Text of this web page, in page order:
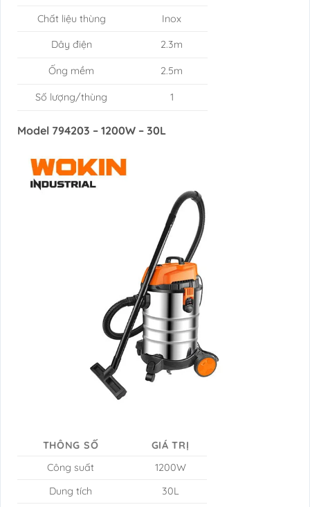
Chất liệu thùng Inox
Dây điện 2.3m
Ống mềm 2.5m
Số lượng/thùng 1
Model 794203 – 1200W – 30L
THÔNG SỐ
GIÁ TRỊ
Công suất
1200W
Dung tích
30L